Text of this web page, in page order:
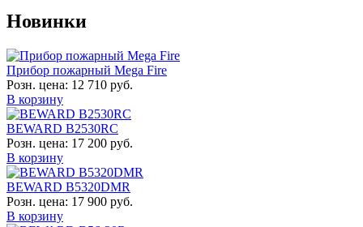
Новинки
Прибор пожарный Mega Fire
Розн. цена: 12 710 руб.
В корзину
BEWARD B2530RC
Розн. цена: 17 200 руб.
В корзину
BEWARD B5320DMR
Розн. цена: 17 900 руб.
В корзину